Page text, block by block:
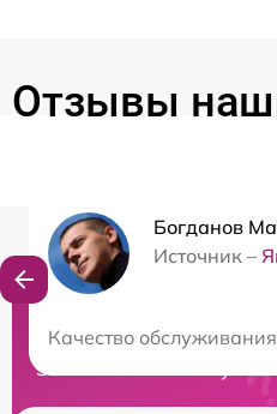
Отзывы
Богданов
Источник –
Качество
Нужна
Закажите бесплатную